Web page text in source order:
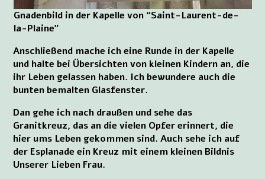
Gnadenbild in der Kapelle von “Saint-Laurent-de-
la-Plaine”
Anschließend mache ich eine Runde in der Kapelle
und halte bei Übersichten von kleinen Kindern an, die
ihr Leben gelassen haben. Ich bewundere auch die
bunten bemalten Glasfenster.
Dan gehe ich nach draußen und sehe das
Granitkreuz, das an die vielen Opfer erinnert, die
hier ums Leben gekommen sind. Auch sehe ich auf
der Esplanade ein Kreuz mit einem kleinen Bildnis
Unserer Lieben Frau.